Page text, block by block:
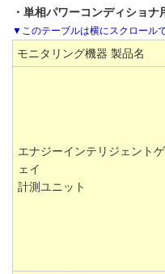
・単相パワーコンディショナ
モニタリング機器 製品名
エナジーインテリジェント
ェイ
計測ユニット